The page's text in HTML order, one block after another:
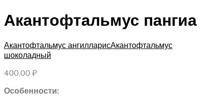
Акантофтальмус пангиа
Акантофтальмус ангилларисАкантофтальмус
шоколадный
400,00 ₽
Особенности: